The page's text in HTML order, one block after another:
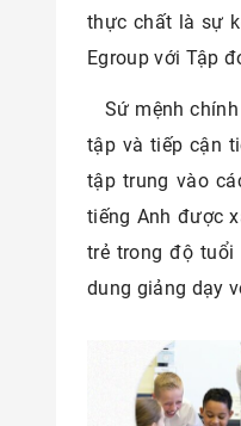
thực chất là sự
Egroup với Tập
Sứ mệnh
tập và tiếp cận
tập trung vào
tiếng Anh được
trẻ trong độ tuổi
dung giảng dạy